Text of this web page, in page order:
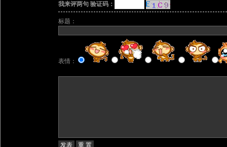
我来评两句 验证码：
标题：
表情：